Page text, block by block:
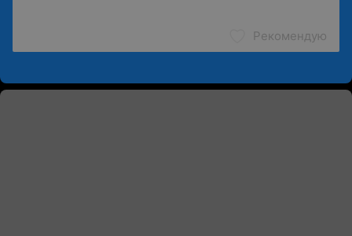
Рекомендую